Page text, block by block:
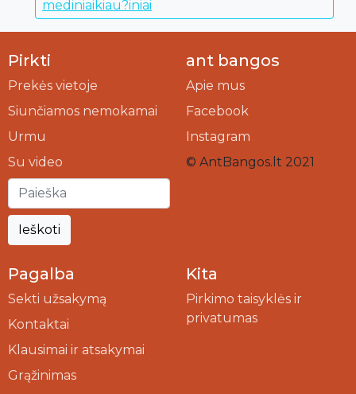
mediniaikiau?iniai
Pirkti
Prekės vietoje
Siunčiamos nemokamai
Urmu
Su video
Ieškoti
ant bangos
Apie mus
Facebook
Instagram
© AntBangos.lt 2021
Pagalba
Sekti užsakymą
Kontaktai
Klausimai ir atsakymai
Grąžinimas
Kita
Pirkimo taisyklės ir
privatumas